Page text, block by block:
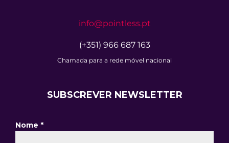
info@pointless.pt
(+351) 966 687 163
Chamada para a rede móvel nacional
SUBSCREVER NEWSLETTER
Nome *